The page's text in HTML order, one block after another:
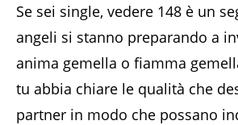
Se sei single, vedere 148 è un
angeli si stanno preparando a
anima gemella o fiamma
tu abbia chiare le qualità che
partner in modo che possano